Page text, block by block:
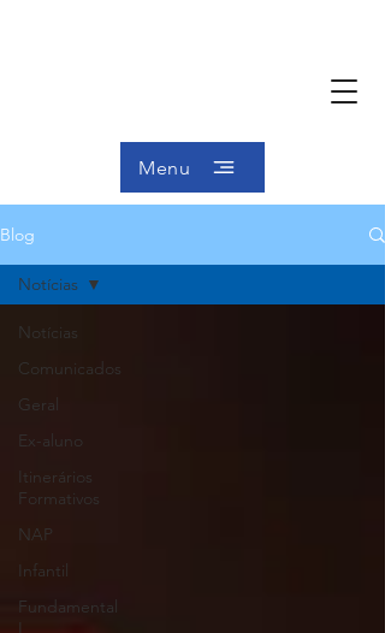
Menu
Blog
Notícias
Comunicados
Geral
Ex-aluno
Itinerários
Formativos
NAP
Infantil
Fundamental
Notícias